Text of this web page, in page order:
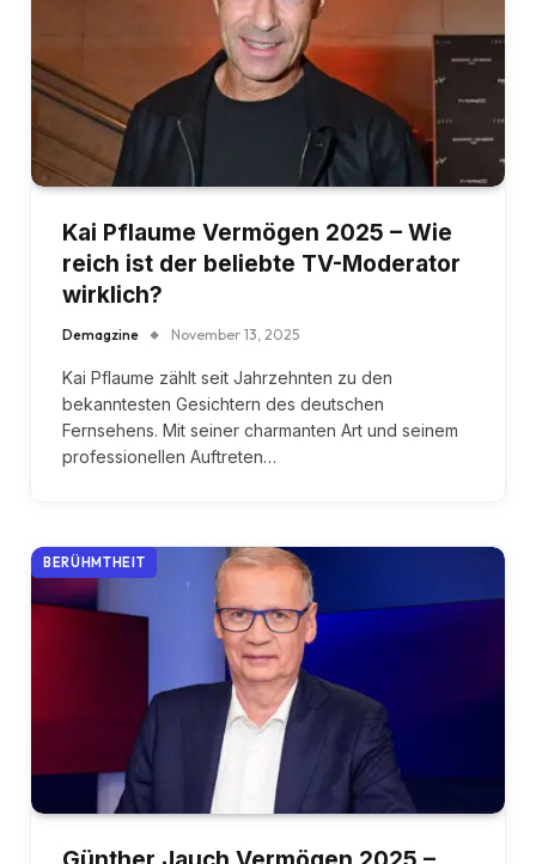
Kai Pflaume Vermögen 2025 – Wie
reich ist der beliebte TV-Moderator
wirklich?
Demagzine November 13, 2025
Kai Pflaume zählt seit Jahrzehnten zu den
bekanntesten Gesichtern des deutschen
Fernsehens. Mit seiner charmanten Art und seinem
professionellen Auftreten…
BERÜHMTHEIT